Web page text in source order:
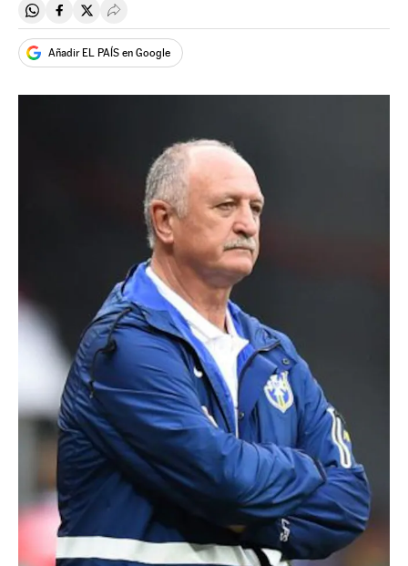
Compartir en Whatsapp
Compartir en Facebook
Compartir en Twitter
Desplegar Redes Sociales
Añadir EL PAÍS en Google